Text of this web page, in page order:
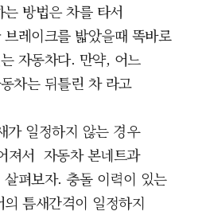
방법은 차를 타서
레이크를 밟았을때 똑바로
자동차다. 만약, 어느
차는 뒤틀린 차 라고
가 일정하지 않는 경우
져서 자동차 본네트과
펴보자. 충돌 이력이 있는
틈새간격이 일정하지